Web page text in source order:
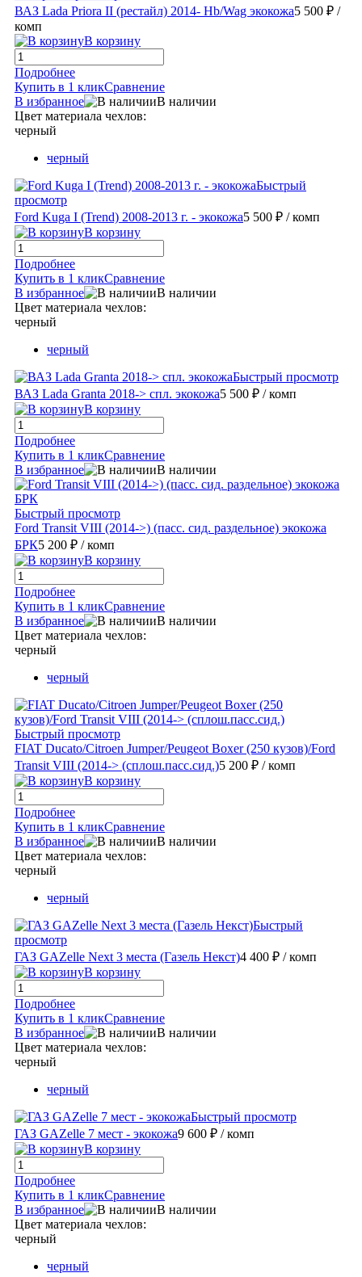
ВАЗ Lada Priora II (рестайл) 2014- Hb/Wag экокожа5 500 ₽ /
комп
В корзину
Подробнее
Купить в 1 кликСравнение
В избранное
В наличии
Цвет материала чехлов:
черный
черный
Быстрый
просмотр
Ford Kuga I (Trend) 2008-2013 г. - экокожа5 500 ₽ / комп
В корзину
Подробнее
Купить в 1 кликСравнение
В избранное
В наличии
Цвет материала чехлов:
черный
черный
Быстрый просмотр
ВАЗ Lada Granta 2018-> спл. экокожа5 500 ₽ / комп
В корзину
Подробнее
Купить в 1 кликСравнение
В избранное
В наличии
Быстрый просмотр
Ford Transit VIII (2014->) (пасс. сид. раздельное) экокожа
БРК5 200 ₽ / комп
В корзину
Подробнее
Купить в 1 кликСравнение
В избранное
В наличии
Цвет материала чехлов:
черный
черный
Быстрый просмотр
FIAT Ducato/Citroen Jumper/Peugeot Boxer (250 кузов)/Ford
Transit VIII (2014-> (сплош.пасс.сид.)5 200 ₽ / комп
В корзину
Подробнее
Купить в 1 кликСравнение
В избранное
В наличии
Цвет материала чехлов:
черный
черный
Быстрый
просмотр
ГАЗ GAZelle Next 3 места (Газель Некст)4 400 ₽ / комп
В корзину
Подробнее
Купить в 1 кликСравнение
В избранное
В наличии
Цвет материала чехлов:
черный
черный
Быстрый просмотр
ГАЗ GAZelle 7 мест - экокожа9 600 ₽ / комп
В корзину
Подробнее
Купить в 1 кликСравнение
В избранное
В наличии
Цвет материала чехлов:
черный
черный